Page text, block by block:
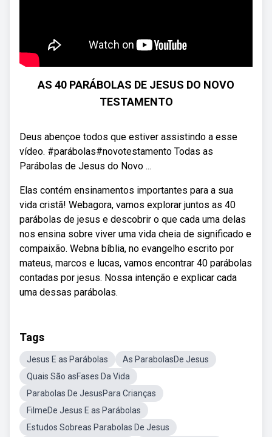
AS 40 PARÁBOLAS DE JESUS DO NOVO
TESTAMENTO
Deus abençoe todos que estiver assistindo a esse
vídeo. #parábolas#novotestamento Todas as
Parábolas de Jesus do Novo ...
Elas contém ensinamentos importantes para a sua
vida cristã! Webagora, vamos explorar juntos as 40
parábolas de jesus e descobrir o que cada uma delas
nos ensina sobre viver uma vida cheia de significado e
compaixão. Webna bíblia, no evangelho escrito por
mateus, marcos e lucas, vamos encontrar 40 parábolas
contadas por jesus. Nossa intenção e explicar cada
uma dessas parábolas.
Tags
Jesus E as Parábolas
As ParabolasDe Jesus
Quais São asFases Da Vida
Parabolas De JesusPara Crianças
FilmeDe Jesus E as Parábolas
Estudos Sobreas Parabolas De Jesus